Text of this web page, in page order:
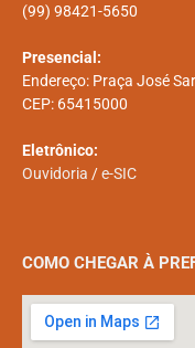
(99) 98421-5650
Presencial:
Endereço: Praça José
CEP: 65415000
Eletrônico:
Ouvidoria /e-SIC
COMO CHEGAR À